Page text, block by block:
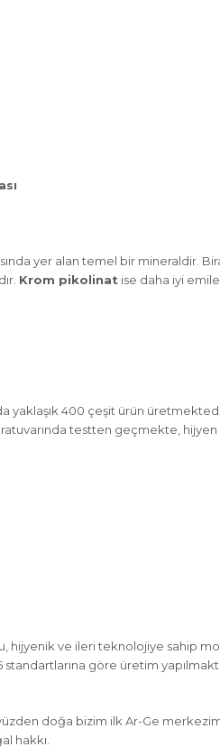
yer alan temel bir mineraldir. Bira
Krom pikolinat ise daha iyi
yaklaşık 400 çeşit ürün
testten geçmekte,
hijyenik ve ileri teknolojiye sahip
standartlarına göre üretim
doğa bizim ilk Ar-Ge
hakkı.